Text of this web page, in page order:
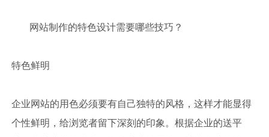
网站制作的特色设计需要哪些技巧？
特色鲜明
企业网站的用色必须要有自己独特的风格，这样才能显得
个性鲜明，给浏览者留下深刻的印象。根据企业的送平